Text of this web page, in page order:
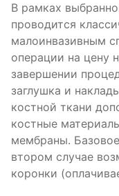
В рамках
проводится
малоинвазивным
операции на цену
завершении
заглушка и
костной ткани
костные
мембраны.
втором случае
коронки